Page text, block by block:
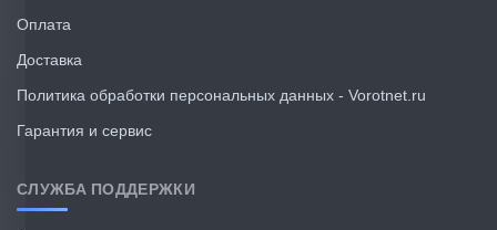
Оплата
Доставка
Политика обработки персональных данных - Vorotnet.ru
Гарантия и сервис
СЛУЖБА ПОДДЕРЖКИ